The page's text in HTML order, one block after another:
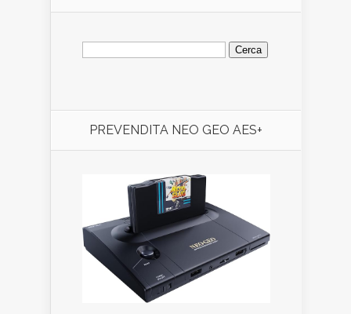
Ricerca
per:
PREVENDITA NEO GEO AES+